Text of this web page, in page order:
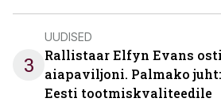
3
UUDISED
Rallistaar Elfyn Evans
aiapaviljoni. Palmako
Eesti tootmiskvaliteedile